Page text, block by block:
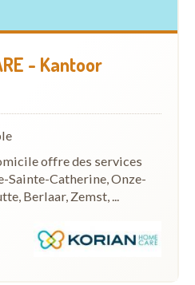
- Kantoor
offre des services
Sainte-Catherine, Onze-
Berlaar, Zemst, ...